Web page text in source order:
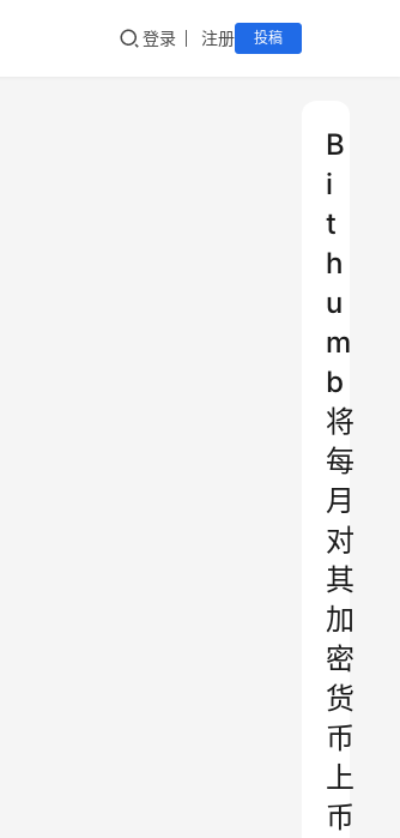
登录 注册 投稿
B
i
t
h
u
m
b
将
每
月
对
其
加
密
货
币
上
币